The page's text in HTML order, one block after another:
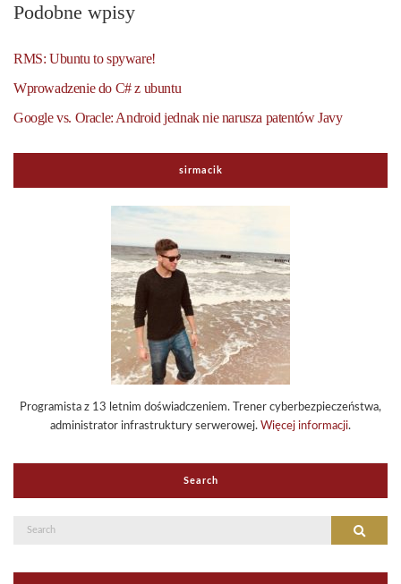
Podobne wpisy
RMS: Ubuntu to spyware!
Wprowadzenie do C# z ubuntu
Google vs. Oracle: Android jednak nie narusza patentów Javy
sirmacik
Programista z 13 letnim doświadczeniem. Trener cyberbezpieczeństwa,
administrator infrastruktury serwerowej. Więcej informacji.
Search
Search